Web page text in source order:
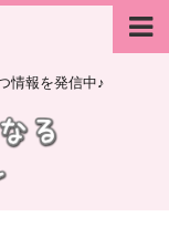
情報を発信中♪